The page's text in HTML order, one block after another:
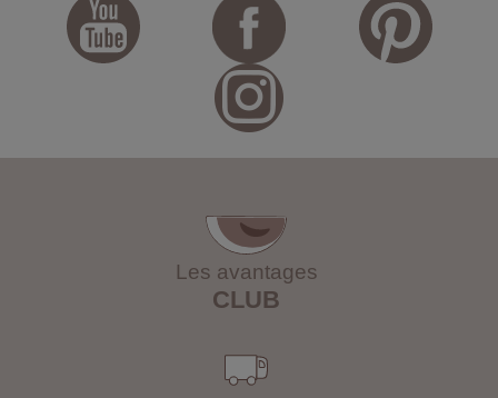
Les avantages
CLUB